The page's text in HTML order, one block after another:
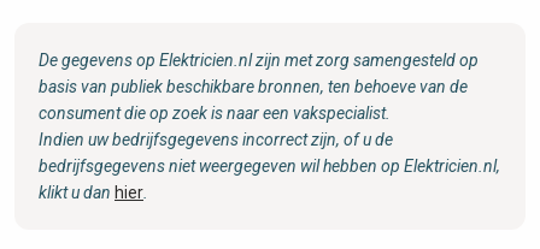
De gegevens op Elektricien.nl zijn met zorg samengesteld op
basis van publiek beschikbare bronnen, ten behoeve van de
consument die op zoek is naar een vakspecialist.
Indien uw bedrijfsgegevens incorrect zijn, of u de
bedrijfsgegevens niet weergegeven wil hebben op Elektricien.nl,
klikt u dan hier